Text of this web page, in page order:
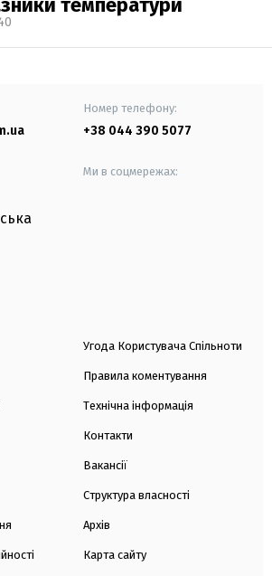
Номер телефону:
+38 044 390 5077
Ми в соцмережах:
Угода Користувача Спільноти
Правила коментування
Технічна інформація
Контакти
Вакансії
Структура власності
Архів
Карта сайту